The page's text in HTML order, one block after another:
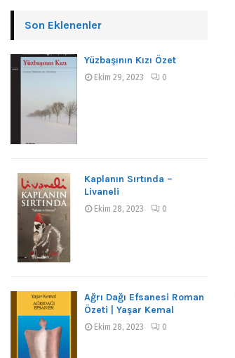
Son Eklenenler
Yüzbaşının Kızı Özet
Ekim 29, 2023 0
Kaplanın Sırtında –
Livaneli
Ekim 28, 2023 0
Ağrı Dağı Efsanesi Roman
Özeti | Yaşar Kemal
Ekim 28, 2023 0